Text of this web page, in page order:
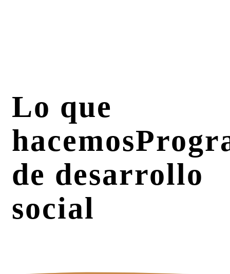
Lo que
hacemos
de desarrollo
social